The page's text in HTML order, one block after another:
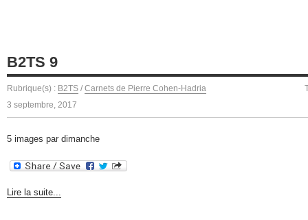
B2TS 9
Rubrique(s) : B2TS / Carnets de Pierre Cohen-Hadria
3 septembre, 2017
5 images par dimanche
Lire la suite...